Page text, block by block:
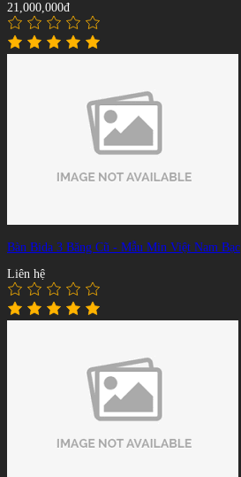
21,000,000đ
Bàn Bida 3 Băng Cũ - Mẫu Min Việt Nam Bạc
Liên hệ